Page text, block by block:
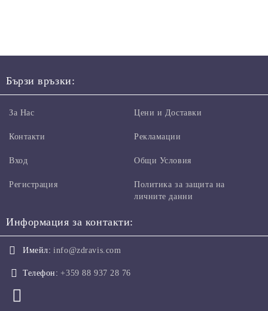
Бързи връзки:
За Нас
Контакти
Вход
Регистрация
Цени и Доставки
Рекламации
Общи Условия
Политика за защита на
личните данни
Информация за контакти:
Имейл: info@zdravis.com
Телефон: +359 88 937 28 76